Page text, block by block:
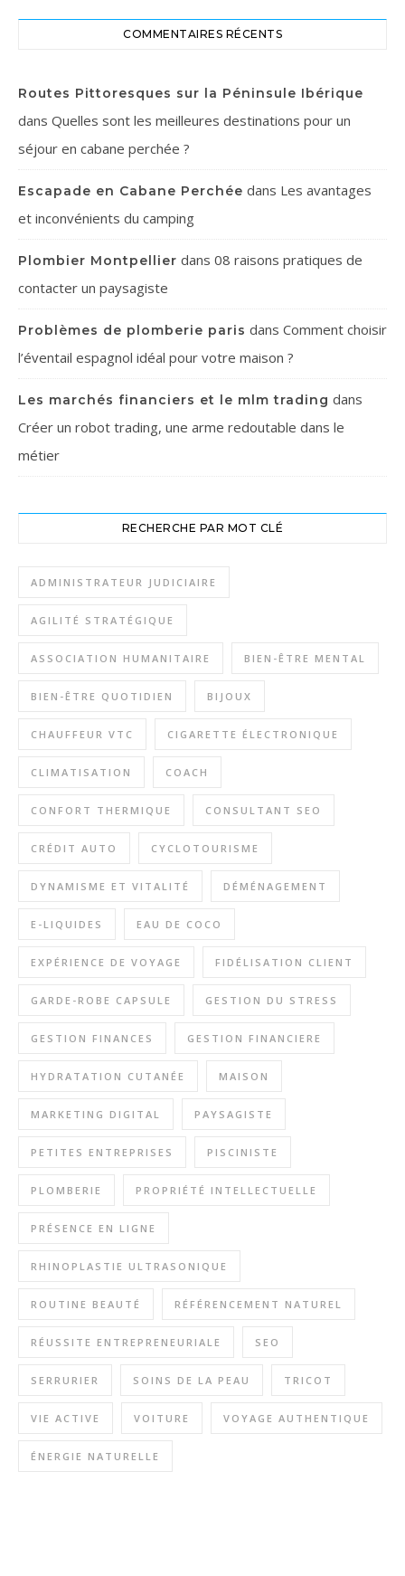
COMMENTAIRES RÉCENTS
Routes Pittoresques sur la Péninsule Ibérique
dans Quelles sont les meilleures destinations pour un
séjour en cabane perchée ?
Escapade en Cabane Perchée dans Les avantages
et inconvénients du camping
Plombier Montpellier dans 08 raisons pratiques de
contacter un paysagiste
Problèmes de plomberie paris dans Comment choisir
l’éventail espagnol idéal pour votre maison ?
Les marchés financiers et le mlm trading dans
Créer un robot trading, une arme redoutable dans le
métier
RECHERCHE PAR MOT CLÉ
ADMINISTRATEUR JUDICIAIRE
AGILITÉ STRATÉGIQUE
ASSOCIATION HUMANITAIRE BIEN-ÊTRE MENTAL
BIEN-ÊTRE QUOTIDIEN BIJOUX
CHAUFFEUR VTC CIGARETTE ÉLECTRONIQUE
CLIMATISATION COACH
CONFORT THERMIQUE CONSULTANT SEO
CRÉDIT AUTO CYCLOTOURISME
DYNAMISME ET VITALITÉ DÉMÉNAGEMENT
E-LIQUIDES EAU DE COCO
EXPÉRIENCE DE VOYAGE FIDÉLISATION CLIENT
GARDE-ROBE CAPSULE GESTION DU STRESS
GESTION FINANCES GESTION FINANCIERE
HYDRATATION CUTANÉE MAISON
MARKETING DIGITAL PAYSAGISTE
PETITES ENTREPRISES PISCINISTE
PLOMBERIE PROPRIÉTÉ INTELLECTUELLE
PRÉSENCE EN LIGNE
RHINOPLASTIE ULTRASONIQUE
ROUTINE BEAUTÉ RÉFÉRENCEMENT NATUREL
RÉUSSITE ENTREPRENEURIALE SEO
SERRURIER SOINS DE LA PEAU TRICOT
VIE ACTIVE VOITURE VOYAGE AUTHENTIQUE
ÉNERGIE NATURELLE